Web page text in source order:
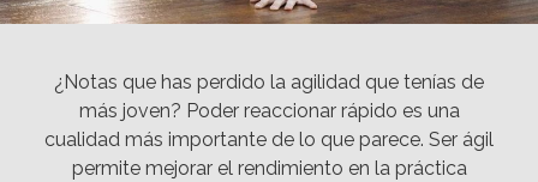
¿Notas que has perdido la agilidad que tenías de
más joven? Poder reaccionar rápido es una
cualidad más importante de lo que parece. Ser ágil
permite mejorar el rendimiento en la práctica